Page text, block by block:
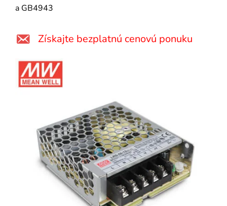
a GB4943
Získajte bezplatnú cenovú ponuku